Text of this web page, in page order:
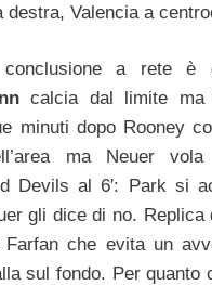
destra, Valencia a
a rete è
calcia dal limite
minuti dopo Rooney
ma Neuer vola
Devils al 6′: Park si
gli dice di no. Replica
Farfan che evita un
sul fondo. Per quanto